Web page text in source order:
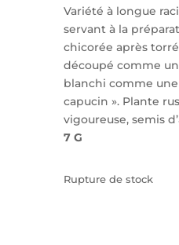
Variété à longue
servant à la
chicorée après
découpé comme
blanchi comme
capucin ». Plante
vigoureuse, semis
7 G
Rupture de stock